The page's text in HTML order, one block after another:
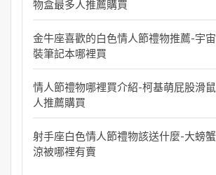
物盒最多人推薦購買
金牛座喜歡的白色情人節禮物推薦-宇
裝筆記本哪裡買
情人節禮物哪裡買介紹-柯基萌屁股滑
人推薦購買
射手座白色情人節禮物該送什麼-大螃
涼被哪裡有賣